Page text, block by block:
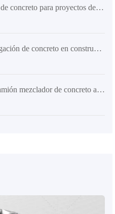
Cómo elegir equipos de mezcla de concreto para proyectos de construcción grandes y medianos: factores clave y guía de selección
Causas y soluciones de la segregación de concreto en construcciones rurales: un enfoque sistemático desde la proporción de materiales hasta el mantenimiento de equipos
Presentación del producto: El camión mezclador de concreto autoloading AIMIX AS-2.6 con alta flexibilidad mejora la eficiencia de la construcción en el sitio de obra